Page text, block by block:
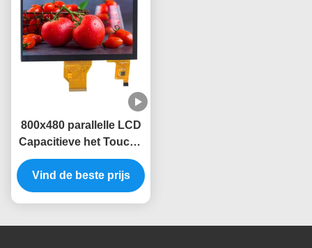
800x480 parallelle LCD
Capacitieve het Touche
screenvertoning van
Vertonings50pin RGB 7
Duim
Vind de beste prijs